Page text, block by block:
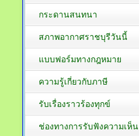
กระดานสนทนา
สภาพอากาศราชบุรีวันนี้
แบบฟอร์มทางกฎหมาย
ความรู้เกี่ยวกับภาษี
รับเรื่องราวร้องทุกข์
ช่องทางการรับฟังความเห็น